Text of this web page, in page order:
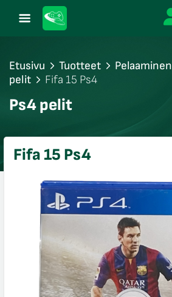
Etusivu Tuotteet Pelaaminen
pelit
Fifa 15 Ps4
Ps4 pelit
Fifa 15 Ps4
sulje
sulje